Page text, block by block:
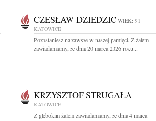
CZESŁAW DZIEDZIC WIEK: 91
KATOWICE
Pozostaniesz na zawsze w naszej pamięci. Z żalem
zawiadamiamy, że dnia 20 marca 2026 roku...
KRZYSZTOF STRUGAŁA
KATOWICE
Z głębokim żalem zawiadamiamy, że dnia 4 marca